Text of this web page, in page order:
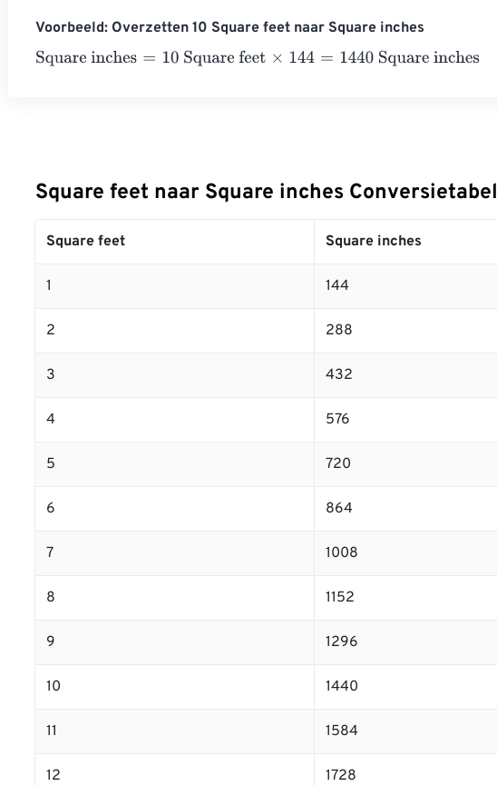
Voorbeeld: Overzetten 10 Square feet naar Square inches
Square inches= 10 Square feet×144= 1440 Square inches
Square feet naar Square inches Conversietabel
Square feet Square inches
1 144
2 288
3 432
4 576
5 720
6 864
7 1008
8 1152
9 1296
10 1440
11 1584
12 1728